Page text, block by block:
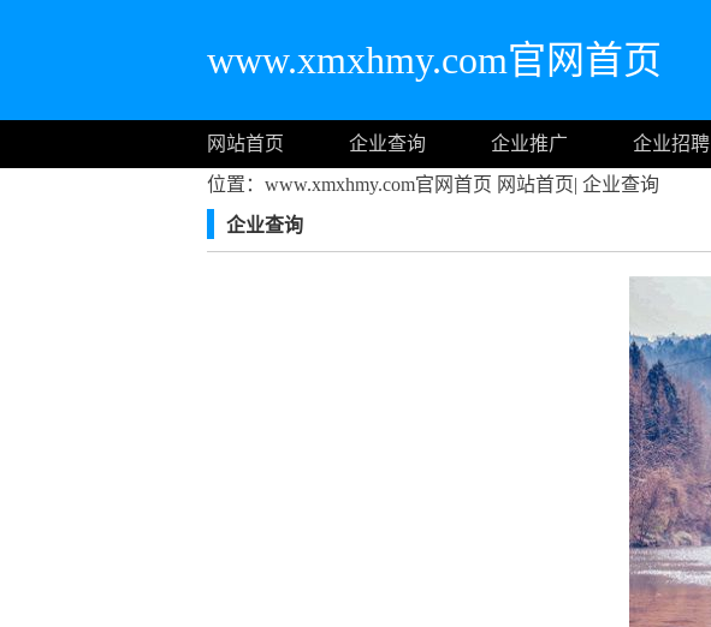
www.xmxhmy.com官网首页
网站首页 企业查询 企业推广 企业招聘
位置：www.xmxhmy.com官网首页 网站首页| 企业查询
企业查询